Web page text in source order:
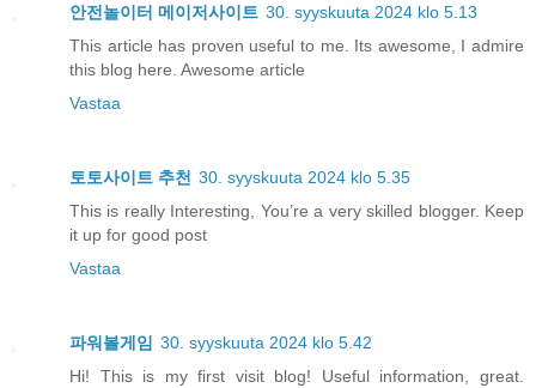
안전놀이터 메이저사이트 30. syyskuuta 2024 klo 5.13
This article has proven useful to me. Its awesome, I admire
this blog here. Awesome article
Vastaa
토토사이트 추천 30. syyskuuta 2024 klo 5.35
This is really Interesting, You’re a very skilled blogger. Keep
it up for good post
Vastaa
파워볼게임 30. syyskuuta 2024 klo 5.42
Hi! This is my first visit blog! Useful information, great.